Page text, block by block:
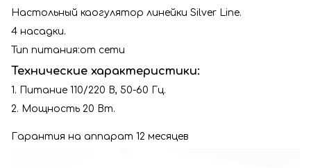
Настольный каогулятор линейки Silver Line.
4 насадки.
Тип питания:от сети
Технические характеристики:
1. Питание 110/220 В, 50-60 Гц.
2. Мощность 20 Вт.
Гарантия на аппарат 12 месяцев